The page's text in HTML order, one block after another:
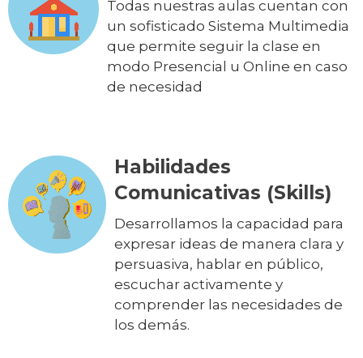
Todas nuestras aulas cuentan con
un sofisticado Sistema Multimedia
que permite seguir la clase en
modo Presencial u Online en caso
de necesidad
Habilidades
Comunicativas (Skills)
Desarrollamos la capacidad para
expresar ideas de manera clara y
persuasiva, hablar en público,
escuchar activamente y
comprender las necesidades de
los demás.